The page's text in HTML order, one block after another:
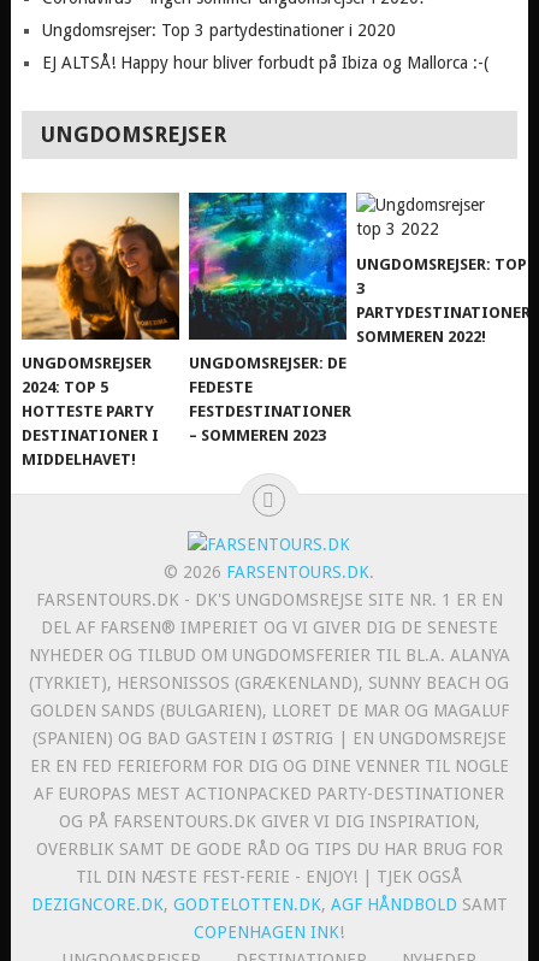
Ungdomsrejser: Top 3 partydestinationer i 2020
EJ ALTSÅ! Happy hour bliver forbudt på Ibiza og Mallorca :-(
UNGDOMSREJSER
UNGDOMSREJSER
2024: TOP 5
HOTTESTE PARTY
DESTINATIONER I
MIDDELHAVET!
UNGDOMSREJSER: DE
FEDESTE
FESTDESTINATIONER
– SOMMEREN 2023
UNGDOMSREJSER: TOP
3
PARTYDESTINATIONER
SOMMEREN 2022!
© 2026 FARSENTOURS.DK.
FARSENTOURS.DK - DK'S UNGDOMSREJSE SITE NR. 1 ER EN
DEL AF FARSEN® IMPERIET OG VI GIVER DIG DE SENESTE
NYHEDER OG TILBUD OM UNGDOMSFERIER TIL BL.A. ALANYA
(TYRKIET), HERSONISSOS (GRÆKENLAND), SUNNY BEACH OG
GOLDEN SANDS (BULGARIEN), LLORET DE MAR OG MAGALUF
(SPANIEN) OG BAD GASTEIN I ØSTRIG | EN UNGDOMSREJSE
ER EN FED FERIEFORM FOR DIG OG DINE VENNER TIL NOGLE
AF EUROPAS MEST ACTIONPACKED PARTY-DESTINATIONER
OG PÅ FARSENTOURS.DK GIVER VI DIG INSPIRATION,
OVERBLIK SAMT DE GODE RÅD OG TIPS DU HAR BRUG FOR
TIL DIN NÆSTE FEST-FERIE - ENJOY! | TJEK OGSÅ
DEZIGNCORE.DK, GODTELOTTEN.DK, AGF HÅNDBOLD SAMT
COPENHAGEN INK!